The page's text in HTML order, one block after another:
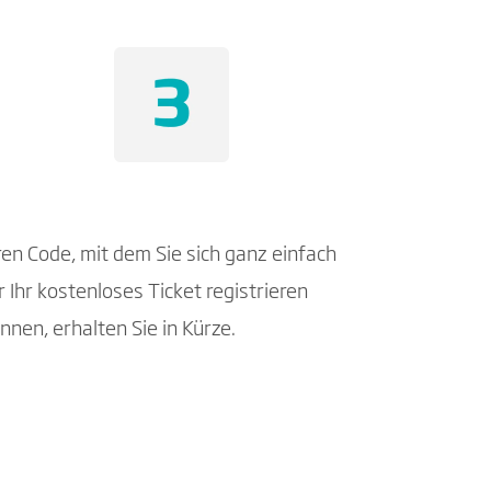
Code, mit dem Sie sich ganz einfach
Ihr kostenloses Ticket registrieren
erhalten Sie in Kürze.